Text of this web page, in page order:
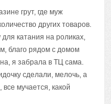
грут, где муж
других товаров.
катания на роликах,
благо рядом с домом
я забрала в ТЦ сама.
сделали, мелочь, а
мучается, какой